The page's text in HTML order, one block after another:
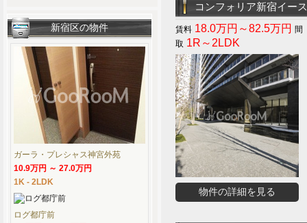
コンフォリア新宿イー
18.0万円～82.5万円
1R～2LDK
物件の詳細を見る
新宿区の物件
ガーラ・プレシャス神宮外苑
10.9万円 ～ 27.0万円
1K - 2LDK
ログ都庁前